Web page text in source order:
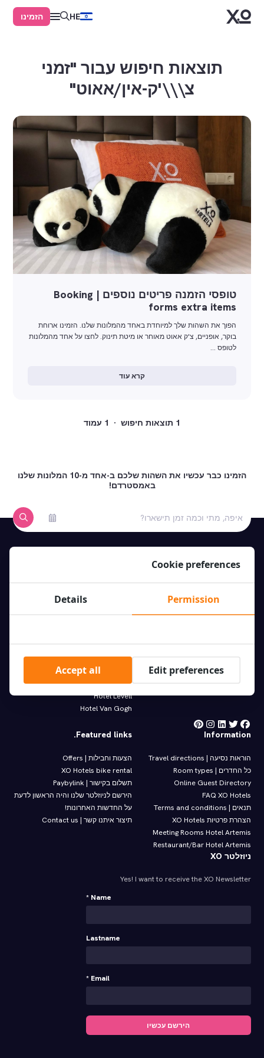
HE הזמינו
תוצאות חיפוש עבור "זמני
צ\\\'ק-אין/אאוט"
טופסי הזמנה פריטים נוספים | Booking
forms extra items
הפוך את השהות שלך למיוחדת באחד מהמלונות שלנו. הזמינו ארוחת
בוקר, אופניים, צ'ק אאוט מאוחר או מיטת תינוק. לחצו על אחד מהמלונות
לטופס …
קרא עוד
1 תוצאות חיפוש · 1 עמוד
הזמינו כבר עכשיו את השהות שלכם ב-אחד מ-10 המלונות שלנו
באמסטרדם!
מלונות XO מציעים את הדילים הטובים
ביותר למלונות במרכז העיר
XO Hotel Inner
XO Hotels Couture
XO Hotels Infinity
XO Hotels Park West
Hotel Artemis
Hotel Levell
Hotel Van Gogh
Information
הוראות נסיעה | Travel directions
כל החדרים | Room types
Online Guest Directory
FAQ XO Hotels
תנאים | Terms and conditions
הצהרת פרטיות XO Hotels
Meeting Rooms Hotel Artemis
Restaurant/Bar Hotel Artemis
Featured links.
הצעות וחבילות | Offers
XO Hotels bike rental
תשלום בקישור | Paybylink
הירשם לניוזלטר שלנו והיה הראשון לדעת
על החדשות האחרונות!
תיצור איתנו קשר | Contact us
ניוזלטר XO
Yes! I want to receive the XO Newsletter
Name *
Lastname
Email *
הירשם עכשיו
Cookie preferences
Permission
Details
Edit preferences
Accept all